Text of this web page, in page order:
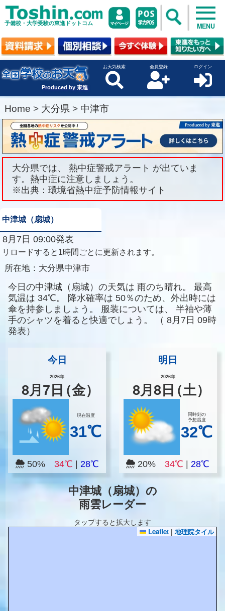
予備校・大学受験の東進ドットコム MENU
Produced by 東進
お天気検索 会員登録 ログイン
Home > 大分県 > 中津市
大分県では、 熱中症警戒アラート が出ていま
す。熱中症に注意しましょう。
※出典：環境省熱中症予防情報サイト
中津城（扇城）
8月7日 09:00発表
リロードすると1時間ごとに更新されます。
所在地： 大分県中津市
今日の中津城（扇城）の天気は 雨のち晴れ。
最高
気温は 34℃。 降水確率は 50％のため、外出時には
傘を持参しましょう。
服装については、
半袖や薄
手のシャツを着ると快適でしょう。
（ 8月7日 09時
発表）
今日
2026年
8月 7 日（金）
現在温度
31℃
50% 34℃ 28℃
明日
2026年
8月8 日（土）
同時刻の
予想温度
32℃
20% 34℃ |28℃
中津城（扇城）の
雨雲レーダー
タップすると拡大します
Leaflet | 地理院タイル